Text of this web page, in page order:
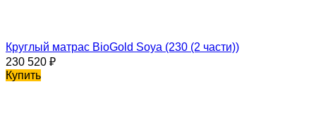
Круглый матрас BioGold Soya (230 (2 части))
230 520 ₽
Купить